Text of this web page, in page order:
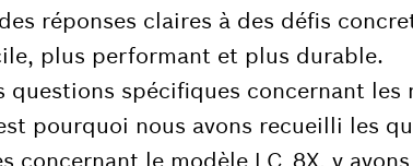
réponses claires à des défis
plus performant et plus durable.
questions spécifiques concernant
pourquoi nous avons recueilli les
concernant le modèle LC_8X, y